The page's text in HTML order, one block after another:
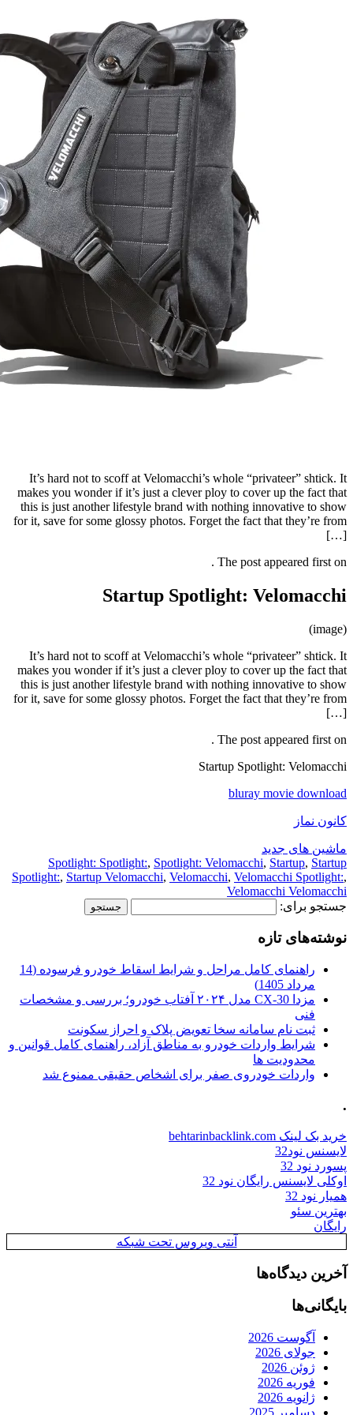
It’s hard not to scoff at
makes you wonder if it’s just a
this is just another lifestyle brand
for it, save for some glossy photos.
Startup
It’s hard not to scoff at
makes you wonder if it’s just a
this is just another lifestyle brand
for it, save for some glossy photos.
Spotlight: Spotlight:,
Spotlight:,Startup Velomacchi,
راهنمای کامل مراحل و شرایط اسقاط خودرو فرسوده (14
مزدا CX-30 مدل ۲۰۲۴ آفتاب خودرو؛ بررسی و مشخصات
پلاک و احراز سکونت
مناطق آزاد، راهنمای کامل قوانین و
اشخاص حقیقی ممنوع شد